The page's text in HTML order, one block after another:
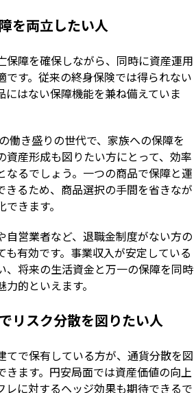
を両立したい人
保障を確保しながら、同時に資産運用
です。従来の終身保険では得られない
にはない保障機能を兼ね備えていま
働き盛りの世代で、家族への保障を
資産形成も図りたい方にとって、効率
なるでしょう。一つの商品で保障と運
きるため、商品選択の手間を省きなが
きます。
自営業者など、退職金制度がない方の
も有効です。事業収入が安定している
、将来の生活資金と万一の保障を同時
的といえます。
リスク分散を図りたい人
てで保有している方が、通貨分散を図
きます。円安局面では資産価値の向上
レに対するヘッジ効果も期待できるで